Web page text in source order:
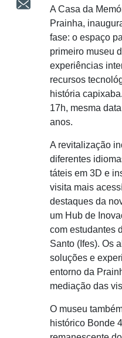
A Casa da
Prainha,
fase: o espaço
primeiro museu
experiências
recursos
história
17h, mesma
anos.
A revitalização
diferentes
táteis em 3D e
visita mais
destaques da
um Hub de
com estudantes
Santo (Ifes). Os
soluções e
entorno da
mediação das
O museu
histórico Bonde